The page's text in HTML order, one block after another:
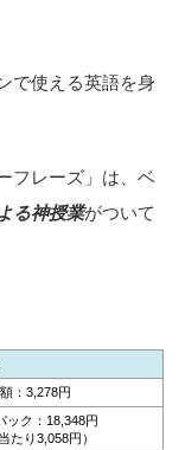
で使える英語を身
フレーズ」は、ベ
る神授業がついて
：3,278円
ック：18,348円
たり3,058円）